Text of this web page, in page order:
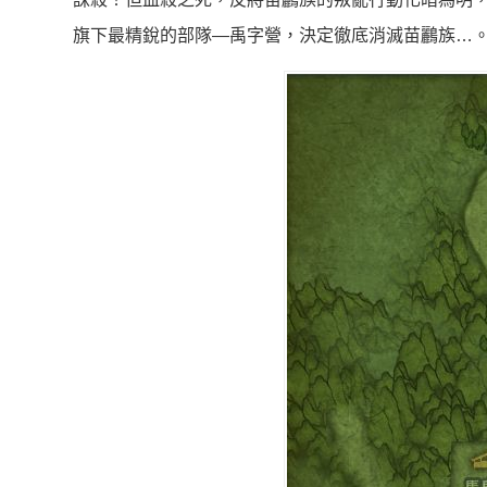
旗下最精銳的部隊—禹字營，決定徹底消滅苗鸝族…